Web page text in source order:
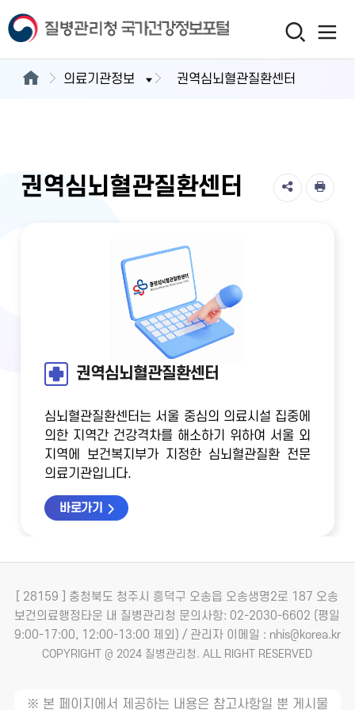
의료기관정보 권역심뇌혈관질환센터
권역심뇌혈관질환센터
권역심뇌혈관질환센터
심뇌혈관질환센터는 서울 중심의 의료시설 집중에
의한 지역간 건강격차를 해소하기 위하여 서울 외
지역에 보건복지부가 지정한 심뇌혈관질환 전문
의료기관입니다.
바로가기
[ 28159 ] 충청북도 청주시 흥덕구 오송읍 오송생명2로 187 오송
보건의료행정타운 내 질병관리청 문의사항: 02-2030-6602 (평일
9:00-17:00, 12:00-13:00 제외) / 관리자 이메일 : nhis@korea.kr
COPYRIGHT @ 2024 질병관리청. ALL RIGHT RESERVED
※ 본 페이지에서 제공하는 내용은 참고사항일 뿐 게시물